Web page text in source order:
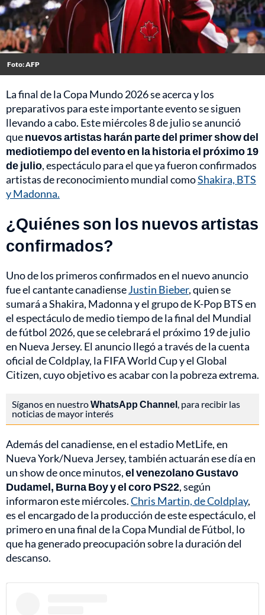
Foto: AFP
La final de la Copa Mundo 2026 se acerca y los
preparativos para este importante evento se siguen
llevando a cabo. Este miércoles 8 de julio se anunció
quenuevos artistas harán parte del primer show del
mediotiempo del evento en la historia el próximo 19
de julio, espectáculo para el que ya fueron confirmados
artistas de reconocimiento mundial comoShakira, BTS
y Madonna.
¿Quiénes son los nuevos artistas
confirmados?
Uno de los primeros confirmados en el nuevo anuncio
fue el cantante canadienseJustin Bieber, quien se
sumará a Shakira, Madonna y el grupo de K-Pop BTS en
el espectáculo de medio tiempo de la final del Mundial
de fútbol 2026, que se celebrará el próximo 19 de julio
en Nueva Jersey. El anuncio llegó a través de la cuenta
oficial de Coldplay, la FIFA World Cup y el Global
Citizen, cuyo objetivo es acabar con la pobreza extrema.
Síganos en nuestroWhatsApp Channel, para recibir las
noticias de mayor interés
Además del canadiense, en el estadio MetLife, en
Nueva York/Nueva Jersey, también actuarán ese día en
un show de once minutos,el venezolano Gustavo
Dudamel, Burna Boy y el coro PS22, según
informaron este miércoles.Chris Martin, de Coldplay,
es el encargado de la producción de este espectáculo, el
primero en una final de la Copa Mundial de Fútbol, lo
que ha generado preocupación sobre la duración del
descanso.